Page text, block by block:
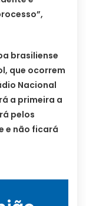
brasiliense
que ocorrem
Nacional
a primeira a
pelos
e não ficará